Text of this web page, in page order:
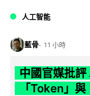
人工智能
藍骨 11 小時
中國官媒批
「Token」